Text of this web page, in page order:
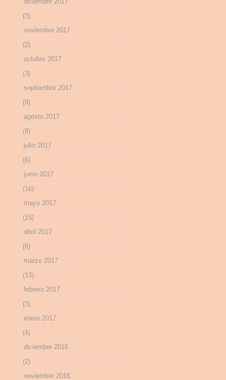
(3)
noviembre 2017
(2)
octubre 2017
(3)
septiembre 2017
(9)
agosto 2017
(8)
julio 2017
(6)
junio 2017
(16)
mayo 2017
(15)
abril 2017
(8)
marzo 2017
(13)
febrero 2017
(3)
enero 2017
(4)
diciembre 2016
(2)
noviembre 2016